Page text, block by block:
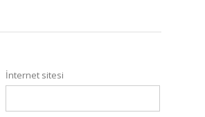
İnternet sitesi